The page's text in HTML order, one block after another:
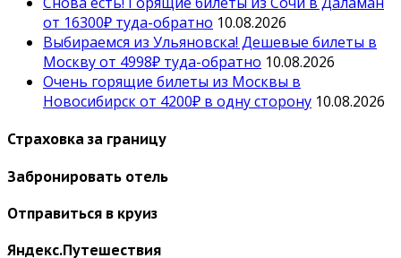
от 16300₽ туда-обратно 10.08.2026
Выбираемся из Ульяновска! Дешевые билеты в
Москву от 4998₽ туда-обратно 10.08.2026
Очень горящие билеты из Москвы в
Новосибирск от 4200₽ в одну сторону 10.08.2026
Страховка за границу
Забронировать отель
Отправиться в круиз
Яндекс.Путешествия